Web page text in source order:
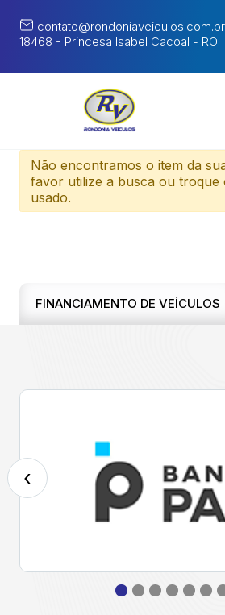
contato@rondoniaveiculos.com.br
18468 - Princesa Isabel Cacoal - RO
Não encontramos o item da
favor utilize a busca ou troque
usado.
FINANCIAMENTO DE VEÍCULOS
‹